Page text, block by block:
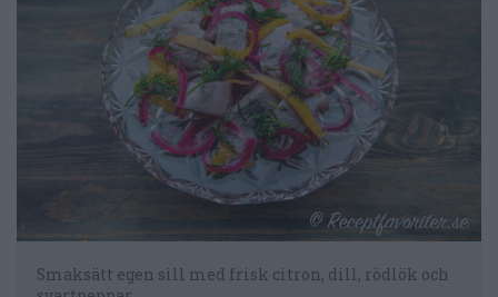
Smaksätt egen sill med frisk citron, dill, rödlök och